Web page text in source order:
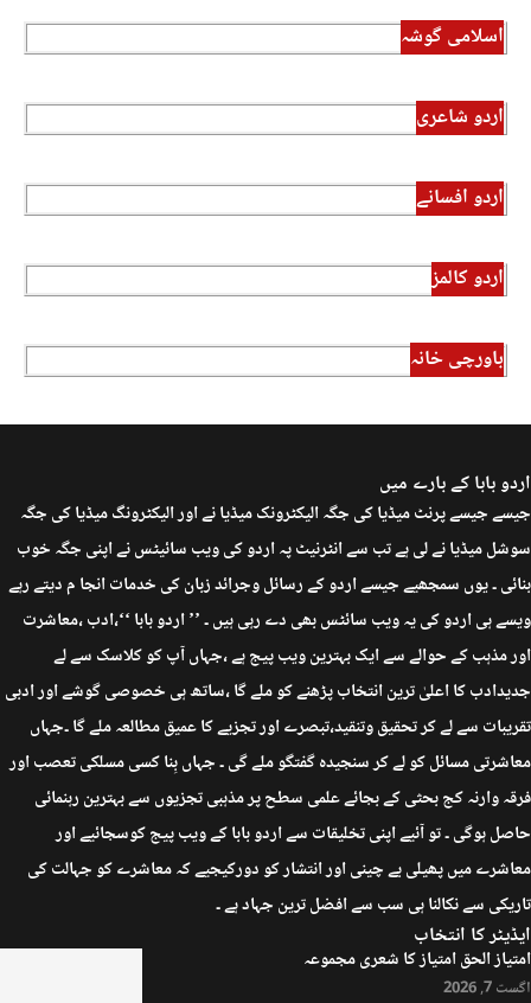
اسلامی گوشہ
اردو شاعری
اردو افسانے
اردو کالمز
باورچی خانہ
اردو بابا کے بارے میں
جیسے جیسے پرنٹ میڈیا کی جگہ الیکٹرونک میڈیا نے اور الیکٹرونگ میڈیا کی جگہ
سوشل میڈیا نے لی ہے تب سے انٹرنیٹ پہ اردو کی ویب سائیٹس نے اپنی جگہ خوب
بنائی ۔ یوں سمجھیے جیسے اردو کے رسائل وجرائد زبان کی خدمات انجا م دیتے رہے
ویسے ہی اردو کی یہ ویب سائٹس بھی دے رہی ہیں ۔ ’’ اردو بابا ‘‘،ادب ،معاشرت
اور مذہب کے حوالے سے ایک بہترین ویب پیج ہے ،جہاں آپ کو کلاسک سے لے
جدیدادب کا اعلیٰ ترین انتخاب پڑھنے کو ملے گا ،ساتھ ہی خصوصی گوشے اور ادبی
تقریبات سے لے کر تحقیق وتنقید،تبصرے اور تجزیے کا عمیق مطالعہ ملے گا ۔جہاں
معاشرتی مسائل کو لے کر سنجیدہ گفتگو ملے گی ۔ جہاں بِنا کسی مسلکی تعصب اور
فرقہ وارنہ کج بحثی کے بجائے علمی سطح پر مذہبی تجزیوں سے بہترین رہنمائی
حاصل ہوگی ۔ تو آئیے اپنی تخلیقات سے اردو بابا کے ویب پیج کوسجائیے اور
معاشرے میں پھیلی بے چینی اور انتشار کو دورکیجیے کہ معاشرے کو جہالت کی
تاریکی سے نکالنا ہی سب سے افضل ترین جہاد ہے ۔
ایڈیٹر کا انتخاب
امتیاز الحق امتیاز کا شعری مجموعہ
اگست 7, 2026